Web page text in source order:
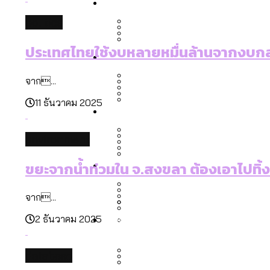
ขยะมูลฝอย 2568 [ข้อมูลดิ
งบระบายน้ำ-ป้องกันน้ำท่วม
สำรวจ Hate Speech ที่ถูก
กรุงเทพฯ เมืองคอนเสิร์ต :
เมกะโปรเจ็กต์ของ กทม. ใน
สำรวจเศรษฐกิจในกรุงเท
Future
สำรวจสังคมผู้สูงอายุไทย :
สังคมผู้สูงอายุไทย [ข้อมูล
Project
Bangkok Index
About Us
ประเทศไทยใช้งบหลายหมื่นล้านจากงบ
จาก...
11 ธันวาคม 2025
ขยะจากน้ำท่วมใน จ.สงขลา ต้องเอาไป
จาก...
2 ธันวาคม 2025